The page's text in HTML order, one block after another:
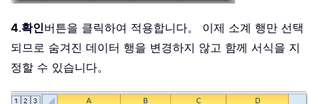
4.확인버튼을 클릭하여 적용합니다。 이제 소계 행만 선택
되므로 숨겨진 데이터 행을 변경하지 않고 함께 서식을 지
정할 수 있습니다。